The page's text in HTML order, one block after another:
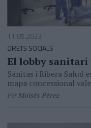
11.05.2023
DRETS SOCIALS
El lobby sanitari
Sanitas i Ribera Salud
mapa concessional
PerMoisés Pérez